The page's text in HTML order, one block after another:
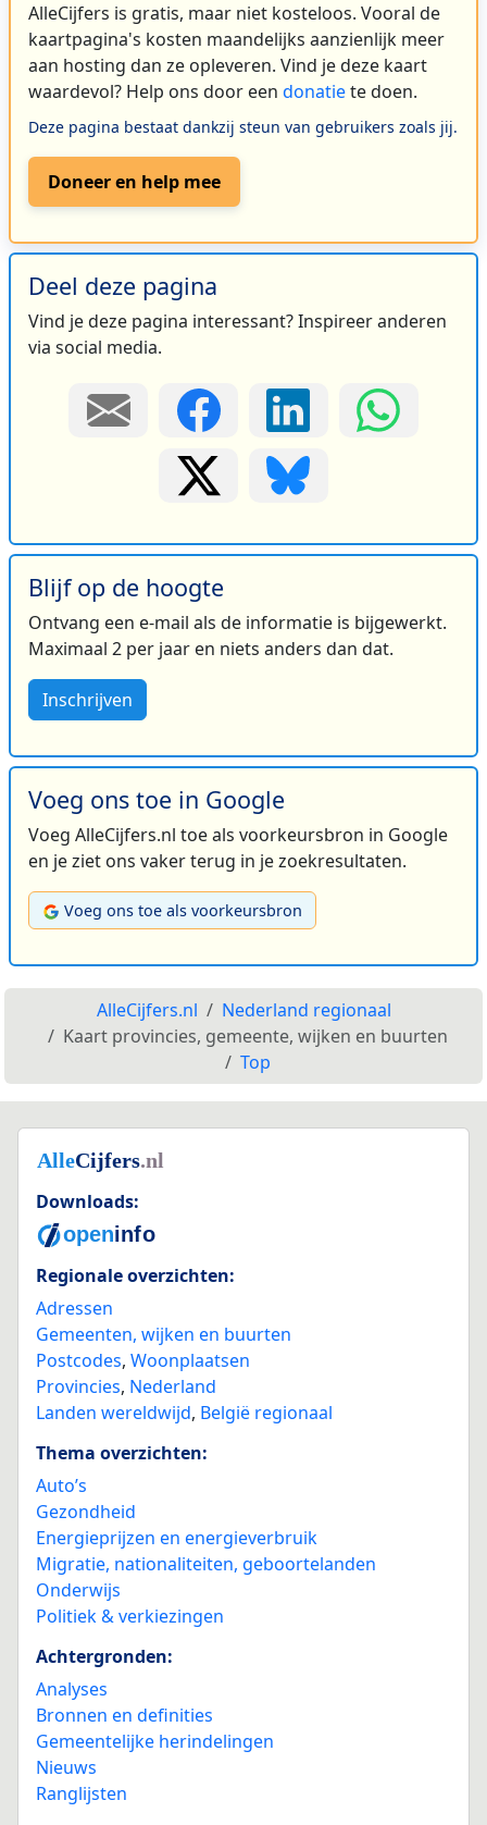
AlleCijfers is gratis, maar niet kosteloos. Vooral de
kaartpagina's kosten maandelijks aanzienlijk meer
aan hosting dan ze opleveren. Vind je deze kaart
waardevol? Help ons door een donatiete doen.
Deze pagina bestaat dankzij steun van gebruikers zoals jij.
Doneer en help mee
Deel deze pagina
Vind je deze pagina interessant? Inspireer anderen
via social media.
Blijf op de hoogte
Ontvang een e-mail als de informatie is bijgewerkt.
Maximaal 2 per jaar en niets anders dan dat.
Inschrijven
Voeg ons toe in Google
Voeg AlleCijfers.nl toe als voorkeursbron in Google
en je ziet ons vaker terug in je zoekresultaten.
Voeg ons toe als voorkeursbron
AlleCijfers.nl
Nederland regionaal
Kaart provincies, gemeente, wijken en buurten
Top
Downloads:
Regionale overzichten:
Adressen
Gemeenten, wijken en buurten
Postcodes, Woonplaatsen
Provincies, Nederland
Landen wereldwijd, België regionaal
Thema overzichten:
Auto’s
Gezondheid
Energieprijzen en energieverbruik
Migratie, nationaliteiten, geboortelanden
Onderwijs
Politiek & verkiezingen
Achtergronden:
Analyses
Bronnen en definities
Gemeentelijke herindelingen
Nieuws
Ranglijsten